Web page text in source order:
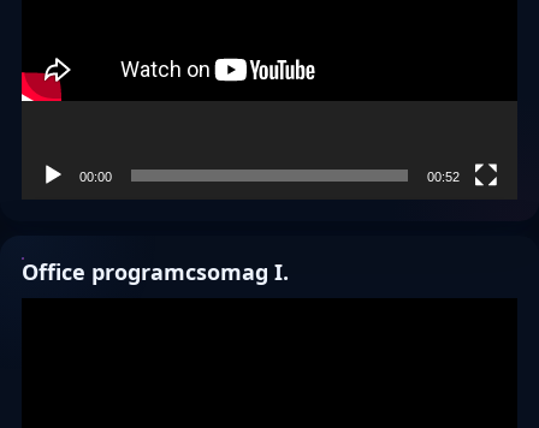
00:00 00:52
Office programcsomag I.